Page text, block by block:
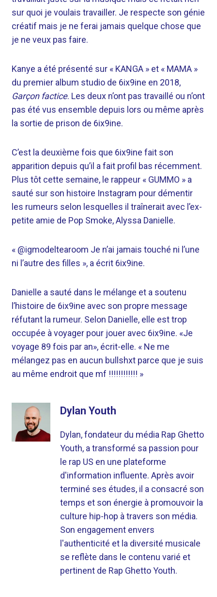
sur quoi je voulais travailler. Je respecte son génie
créatif mais je ne ferai jamais quelque chose que
je ne veux pas faire.
Kanye a été présenté sur « KANGA » et « MAMA »
du premier album studio de 6ix9ine en 2018,
Garçon factice. Les deux n’ont pas travaillé ou n’ont
pas été vus ensemble depuis lors ou même après
la sortie de prison de 6ix9ine.
C’est la deuxième fois que 6ix9ine fait son
apparition depuis qu’il a fait profil bas récemment.
Plus tôt cette semaine, le rappeur « GUMMO » a
sauté sur son histoire Instagram pour démentir
les rumeurs selon lesquelles il traînerait avec l’ex-
petite amie de Pop Smoke, Alyssa Danielle.
« @igmodeltearoom Je n’ai jamais touché ni l’une
ni l’autre des filles », a écrit 6ix9ine.
Danielle a sauté dans le mélange et a soutenu
l’histoire de 6ix9ine avec son propre message
réfutant la rumeur. Selon Danielle, elle est trop
occupée à voyager pour jouer avec 6ix9ine. «Je
voyage 89 fois par an», écrit-elle. « Ne me
mélangez pas en aucun bullshxt parce que je suis
au même endroit que mf !!!!!!!!!!!! »
Dylan Youth
Dylan, fondateur du média Rap Ghetto
Youth, a transformé sa passion pour
le rap US en une plateforme
d'information influente. Après avoir
terminé ses études, il a consacré son
temps et son énergie à promouvoir la
culture hip-hop à travers son média.
Son engagement envers
l'authenticité et la diversité musicale
se reflète dans le contenu varié et
pertinent de Rap Ghetto Youth.